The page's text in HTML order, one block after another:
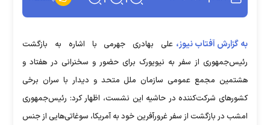
به گزارش آفتاب نیوز، علی بهادری جهرمی با اشاره به بازگشت
رئیس‌جمهوری از سفر به نیویورک برای حضور و سخنرانی در هفتاد و
هشتمین مجمع عمومی سازمان ملل متحد و دیدار با سران برخی
کشور‌های شرکت‌کننده در حاشیه این نشست، اظهار کرد: رئیس‌جمهوری
امشب در بازگشت از سفر غرورآفرین خود به آمریکا، سوغاتی‌هایی از جنس